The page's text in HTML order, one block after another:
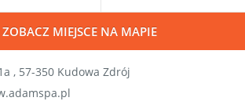
ZOBACZ MIEJSCE NA MAPIE
, 57-350 Kudowa Zdrój